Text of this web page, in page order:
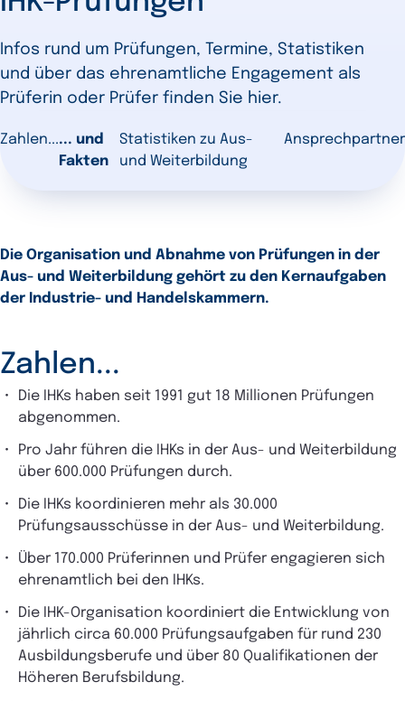
Infos rund um Prüfungen, Termine, Statistiken
und über das ehrenamtliche Engagement als
Prüferin oder Prüfer finden Sie hier.
Zahlen...... und
Fakten
Statistiken zu Aus-
und Weiterbildung
Ansprechpartner
Die Organisation und Abnahme von Prüfungen in der
Aus- und Weiterbildung gehört zu den Kernaufgaben
der Industrie- und Handelskammern.
Zahlen...
Die IHKs haben seit 1991 gut 18 Millionen Prüfungen
abgenommen.
Pro Jahr führen die IHKs in der Aus- und Weiterbildung
über 600.000 Prüfungen durch.
Die IHKs koordinieren mehr als 30.000
Prüfungsausschüsse in der Aus- und Weiterbildung.
Über 170.000 Prüferinnen und Prüfer engagieren sich
ehrenamtlich bei den IHKs.
Die IHK-Organisation koordiniert die Entwicklung von
jährlich circa 60.000 Prüfungsaufgaben für rund 230
Ausbildungsberufe und über 80 Qualifikationen der
Höheren Berufsbildung.